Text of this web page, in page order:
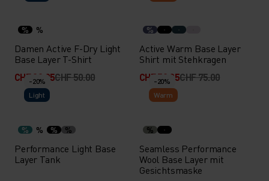
% %
Damen Active F-Dry Light
Base Layer T-Shirt
CHF 29.95CHF 50.00
%
Active Warm Base Layer
Shirt mit Stehkragen
CHF 59.95CHF 75.00
-20%
Light
% % % %
Performance Light Base
Layer Tank
-20%
Warm
%
Seamless Performance
Wool Base Layer mit
Gesichtsmaske